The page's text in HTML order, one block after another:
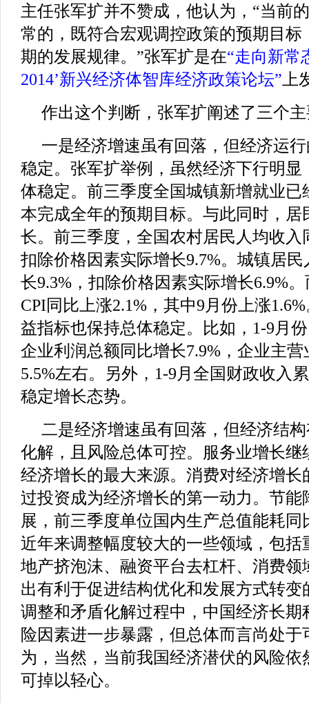
主任张军扩并不赞成，他认为，“当前
常的，既符合宏观调控政策的预期目标
期的发展规律。”张军扩是在“走向新
2014’新兴经济体智库经济政策论坛”
作出这个判断，张军扩阐述了三个
一是经济增速虽有回落，但经济运
稳定。张军扩举例，虽然经济下行明显
体稳定。前三季度全国城镇新增就业已
本完成全年的预期目标。与此同时，居
长。前三季度，全国农村居民人均收入
扣除价格因素实际增长9.7%。城镇居
长9.3%，扣除价格因素实际增长6.9%
CPI同比上涨2.1%，其中9月份上涨
益指标也保持总体稳定。比如，1-9月
企业利润总额同比增长7.9%，企业主
5.5%左右。另外，1-9月全国财政收入
稳定增长态势。
二是经济增速虽有回落，但经济结
化解，且风险总体可控。服务业增长继
经济增长的最大来源。消费对经济增长
过投资成为经济增长的第一动力。节能
展，前三季度单位国内生产总值能耗同
近年来调整幅度较大的一些领域，包括
地产挤泡沫、融资平台去杠杆、消费领
出有利于促进结构优化和发展方式转
调整和矛盾化解过程中，中国经济长期
险因素进一步暴露，但总体而言尚处
为，当然，当前我国经济潜伏的风险
可掉以轻心。